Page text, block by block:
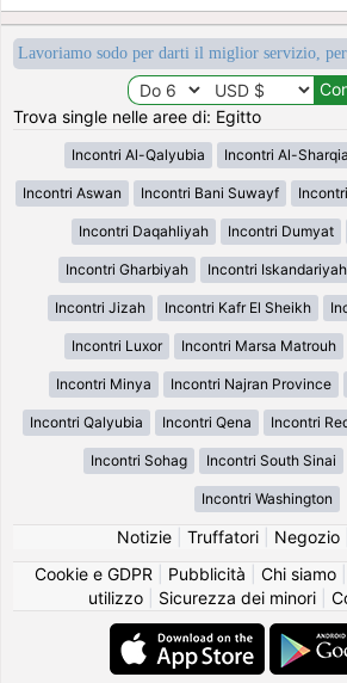
Lavoriamo sodo per darti il miglior servizio,
Trova single nelle aree di: Egitto
Incontri Al-Qalyubia Incontri Al-Sharqia
Incontri Aswan Incontri Bani Suwayf
Incontri Daqahliyah Incontri Dumyat
Incontri Gharbiyah Incontri Iskandariyah
Incontri Jizah Incontri Kafr El Sheikh
Incontri Luxor Incontri Marsa Matrouh
Incontri Minya Incontri Najran Province
Incontri Qalyubia Incontri Qena Incontri
Incontri Sohag Incontri South Sinai
Incontri Washington
Notizie| Truffatori| Negozio|
Cookie e GDPR
Pubblicità Chi siamo|
utilizzo| Sicurezza dei minori|